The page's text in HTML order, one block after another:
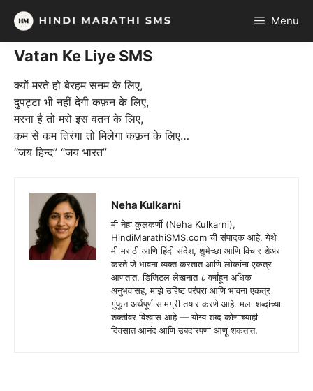
Skip
content
Menu
Vatan Ke Liye SMS
क्यों मरते हो बेरहम सनम के लिए,
दुपट्टा भी नहीं देगी कफ़न के लिए,
मरना है तो मरो इस वतन के लिए,
कम से कम तिरंगा तो मिलेगा कफ़न के लिए…
“जय हिन्द” “जय भारत”
Neha Kulkarni
मी नेहा कुलकर्णी (Neha Kulkarni),
HindiMarathiSMS.com ची संपादक आहे. येथे
मी मराठी आणि हिंदी संदेश, शुभेच्छा आणि विचार शेअर
करते जे भावना व्यक्त करतात आणि लोकांना एकत्र
आणतात. डिजिटल लेखनात ८ वर्षांहून अधिक
अनुभवासह, माझे उद्दिष्ट परंपरा आणि भावना एकत्र
गुंफून अर्थपूर्ण सामग्री तयार करणे आहे. मला शब्दांच्या
शक्तीवर विश्वास आहे — योग्य शब्द कोणाच्याही
दिवसात आनंद आणि उबदारपणा आणू शकतात.